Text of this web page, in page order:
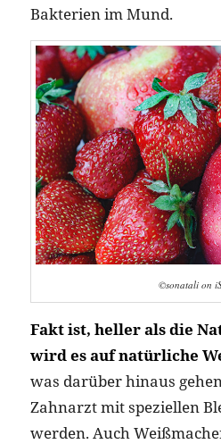
Bakterien im Mund.
©sonatali on
Fakt ist, heller als die
wird es auf natürliche
was darüber hinaus
Zahnarzt mit speziellen
werden. Auch